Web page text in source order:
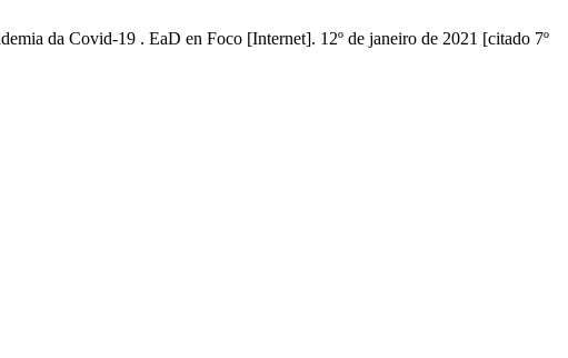
da Covid-19 . EaD en Foco [Internet]. 12º de janeiro de 2021 [citado 7º